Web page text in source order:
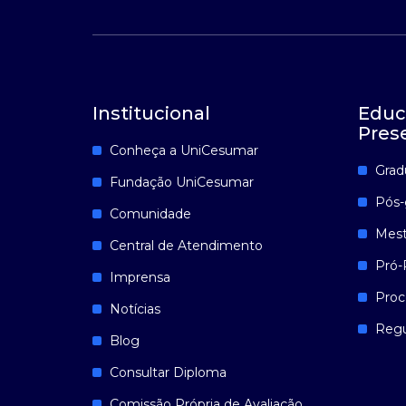
Institucional
Conheça a UniCesumar
Fundação UniCesumar
Comunidade
Central de Atendimento
Imprensa
Notícias
Blog
Consultar Diploma
Pró-